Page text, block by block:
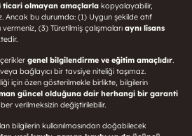
ticari olmayan amaçlarlakopyalayabilir,
Ancak bu durumda: (1) Uygun şekilde atıf
(3) Türetilmiş çalışmaları aynı lisans
genel bilgilendirme ve eğitim amaçlıdır.
bağlayıcı bir tavsiye niteliği taşımaz.
için özen gösterilmekle birlikte, bilgilerin
güncel olduğuna dair herhangi bir garanti
verilmeksizin değiştirilebilir.
bilgilerin kullanılmasından doğabilecek